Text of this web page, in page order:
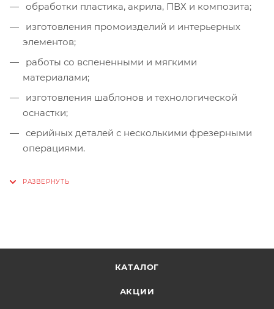
обработки пластика, акрила, ПВХ и композита;
изготовления промоизделий и интерьерных
элементов;
работы со вспененными и мягкими
материалами;
изготовления шаблонов и технологической
оснастки;
серийных деталей с несколькими фрезерными
операциями.
КАТАЛОГ
АКЦИИ